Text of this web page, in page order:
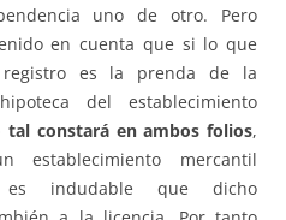
uno de otro. Pero
en cuenta que si lo que
registro es la prenda de la
del establecimiento
tal constará en ambos folios,
mercantil
indudable que dicho